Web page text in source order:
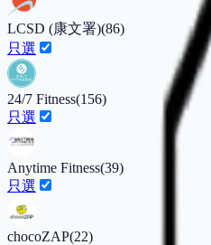
LCSD (康文署)(86)
只選
24/7 Fitness(156)
只選
Anytime Fitness(39)
只選
chocoZAP(22)